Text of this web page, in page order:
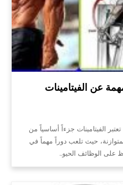
عن الفيتامينات
الفيتامينات جزءاً أساسياً من
حيث تلعب دوراً مهماً في
على الوظائف الحيو…